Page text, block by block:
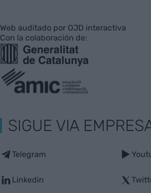
Web auditado por OJD interactiva
Con la colaboración de:
SIGUE VIA
Telegram
Linkedin